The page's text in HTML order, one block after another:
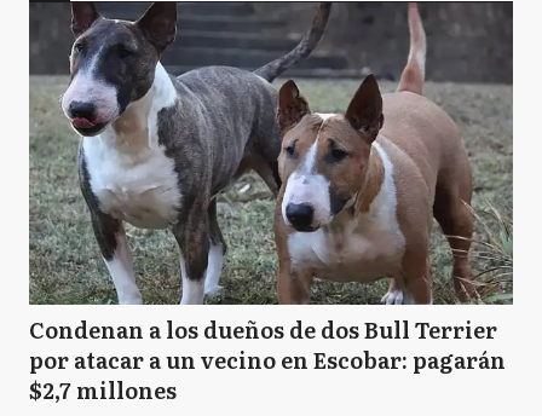
Condenan a los dueños de dos Bull Terrier
por atacar a un vecino en Escobar: pagarán
$2,7 millones